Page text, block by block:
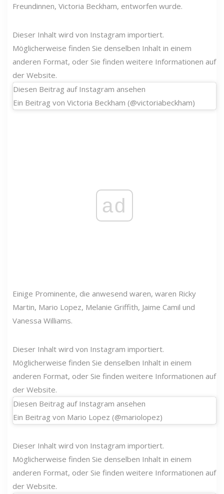
Freundinnen, Victoria Beckham, entworfen wurde.
Dieser Inhalt wird von Instagram importiert.
Möglicherweise finden Sie denselben Inhalt in einem
anderen Format, oder Sie finden weitere Informationen auf
der Website.
Diesen Beitrag auf Instagram ansehen
Ein Beitrag von Victoria Beckham (@victoriabeckham)
ad
Einige Prominente, die anwesend waren, waren Ricky
Martin, Mario Lopez, Melanie Griffith, Jaime Camil und
Vanessa Williams.
Dieser Inhalt wird von Instagram importiert.
Möglicherweise finden Sie denselben Inhalt in einem
anderen Format, oder Sie finden weitere Informationen auf
der Website.
Diesen Beitrag auf Instagram ansehen
Ein Beitrag von Mario Lopez (@mariolopez)
Dieser Inhalt wird von Instagram importiert.
Möglicherweise finden Sie denselben Inhalt in einem
anderen Format, oder Sie finden weitere Informationen auf
der Website.